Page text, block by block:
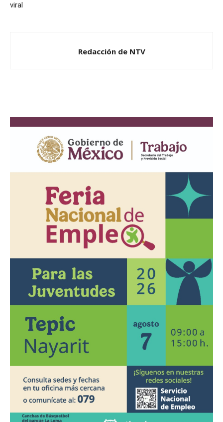
viral
Redacción de NTV